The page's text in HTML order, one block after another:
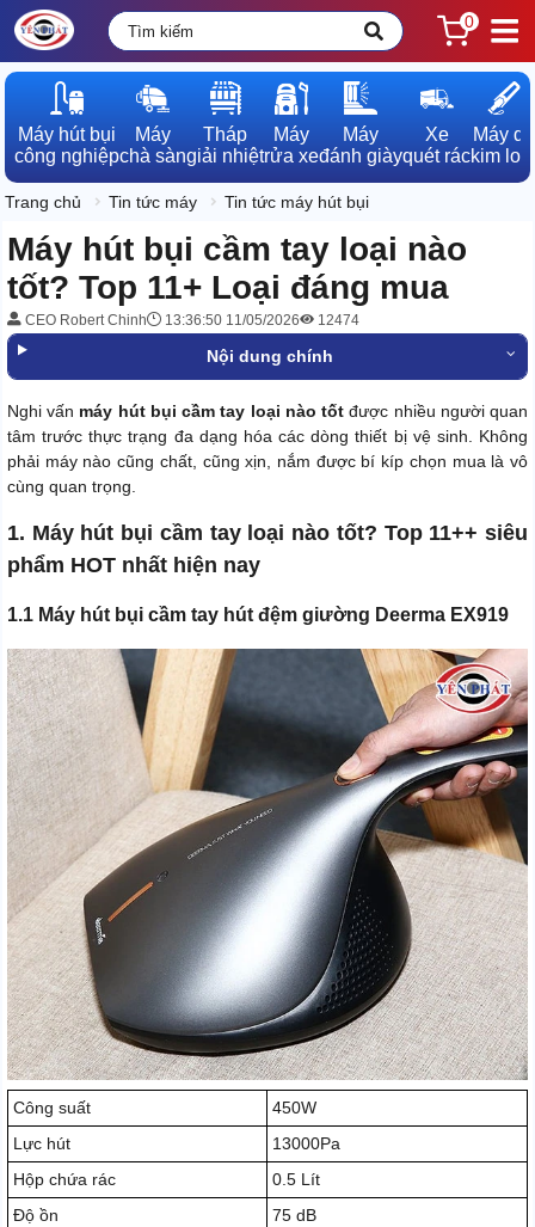
0
Máy hút bụi
công nghiệp
Máy
chà sàn
Tháp
giải nhiệt
Máy
rửa xe
Máy
đánh giày
Xe
quét rác
Máy dò
kim loại
Trang chủ Tin tức máy Tin tức máy hút bụi
Máy hút bụi cầm tay loại nào
tốt? Top 11+ Loại đáng mua
CEO Robert Chinh 13:36:50 11/05/2026 12474
Nội dung chính
Nghi vấn máy hút bụi cầm tay loại nào tốt được nhiều người quan
tâm trước thực trạng đa dạng hóa các dòng thiết bị vệ sinh. Không
phải máy nào cũng chất, cũng xịn, nắm được bí kíp chọn mua là vô
cùng quan trọng.
1. Máy hút bụi cầm tay loại nào tốt? Top 11++ siêu
phẩm HOT nhất hiện nay
1.1 Máy hút bụi cầm tay hút đệm giường Deerma EX919
Công suất
450W
Lực hút
13000Pa
Hộp chứa rác
0.5 Lít
Độ ồn
75 dB